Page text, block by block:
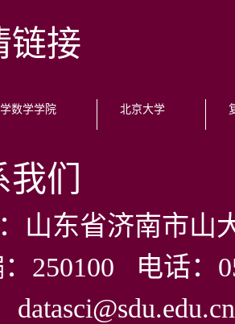
链接
数学学院 北京大学
们
山东省济南市山
250100 电话：
datasci@sdu.edu.cn